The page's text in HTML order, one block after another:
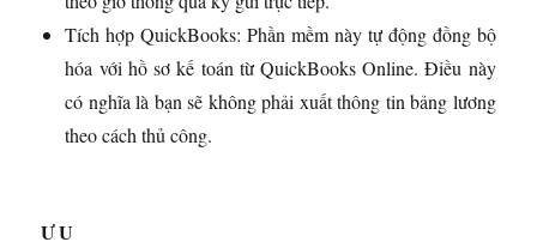
Tích hợp QuickBooks: Phần mềm này tự động đồng bộ
hóa với hồ sơ kế toán từ QuickBooks Online. Điều này
có nghĩa là bạn sẽ không phải xuất thông tin bảng lương
theo cách thủ công.
ƯU